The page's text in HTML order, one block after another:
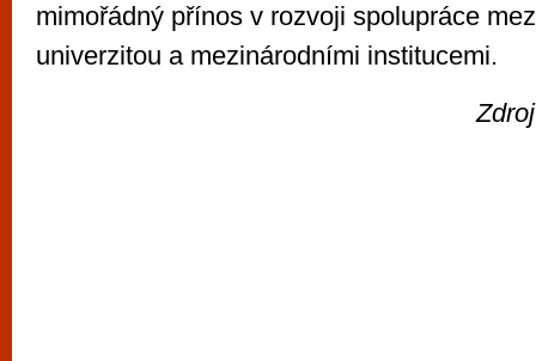
mimořádný přínos v rozvoji spolupráce
univerzitou a mezinárodními institucemi.